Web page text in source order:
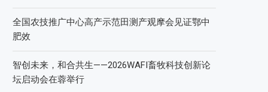
全国农技推广中心高产示范田测产观摩会见证鄂中
肥效
智创未来，和合共生——2026WAFI畜牧科技创新论
坛启动会在蓉举行